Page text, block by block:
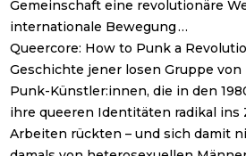
Gemeinschaft eine revolutionäre
internationale Bewegung …
Queercore: How to Punk a
Geschichte jener losen Gruppe
Punk-Künstler:innen, die in den
ihre queeren Identitäten radikal ins
Arbeiten rückten – und sich damit